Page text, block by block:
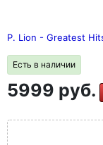
P. Lion - Greatest
Есть в наличии
5999 руб.